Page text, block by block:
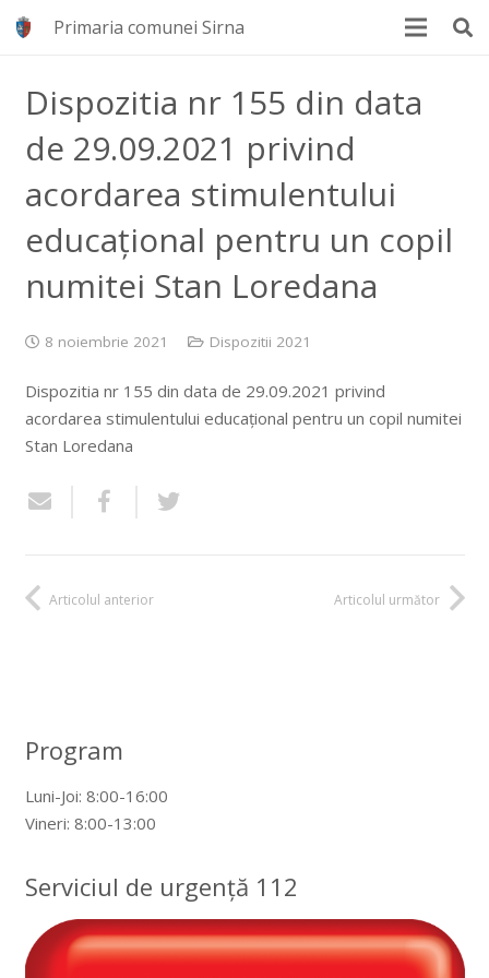
Primaria comunei Sirna
Dispozitia nr 155 din data
de 29.09.2021 privind
acordarea stimulentului
educațional pentru un copil
numitei Stan Loredana
8 noiembrie 2021 Dispozitii 2021
Dispozitia nr 155 din data de 29.09.2021 privind
acordarea stimulentului educațional pentru un copil numitei
Stan Loredana
Articolul anterior Articolul următor
Program
Luni-Joi: 8:00-16:00
Vineri: 8:00-13:00
Serviciul de urgență 112